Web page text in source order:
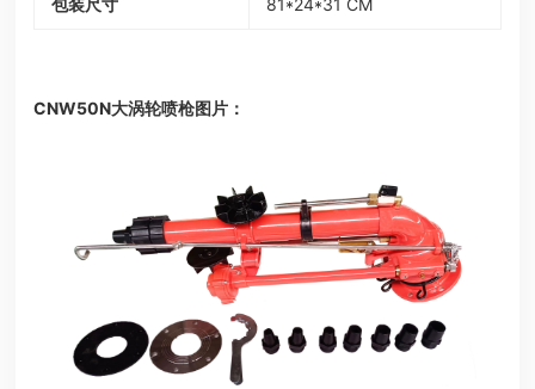
包装尺寸 81*24*31 CM
CNW50N大涡轮喷枪图片：